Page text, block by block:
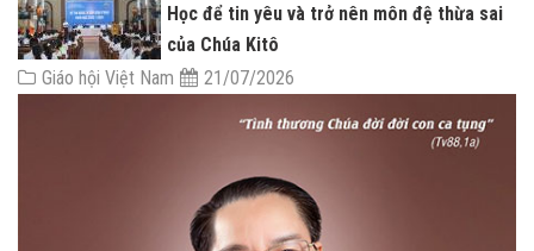
Học để tin yêu và trở nên môn đệ thừa sai
của Chúa Kitô
Giáo hội Việt Nam
21/07/2026